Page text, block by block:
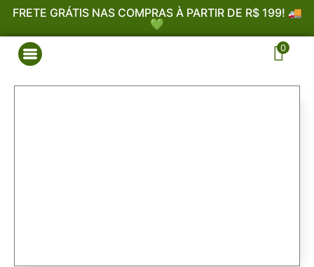
FRETE GRÁTIS NAS COMPRAS À PARTIR DE R$ 199! 🚚
💚
0